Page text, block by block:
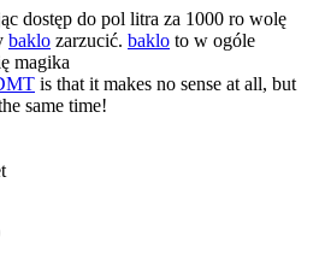
dostęp do pol litra za 1000 ro wolę
baklo zarzucić. baklo to w ogóle
magika
is that it makes no sense at all, but
same time!